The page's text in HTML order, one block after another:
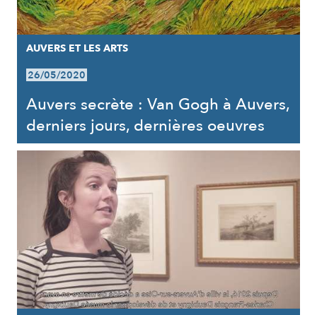
AUVERS ET LES ARTS
26/05/2020
Auvers secrète : Van Gogh à Auvers,
derniers jours, dernières oeuvres